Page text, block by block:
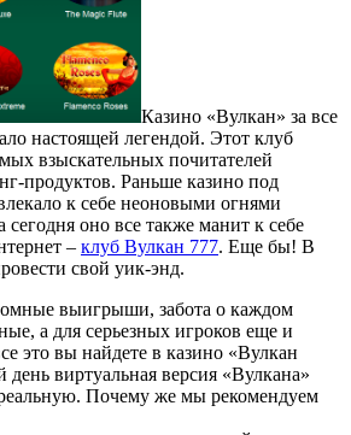
Казино «Вулкан» за все
настоящей легендой. Этот клуб
взыскательных почитателей
продуктов. Раньше казино под
к себе неоновыми огнями
сегодня оно все также манит к себе
– клуб Вулкан 777. Еще бы! В
свой уик-энд.
выигрыши, забота о каждом
а для серьезных игроков еще и
это вы найдете в казино «Вулкан
виртуальная версия «Вулкана»
реальную. Почему же мы рекомендуем